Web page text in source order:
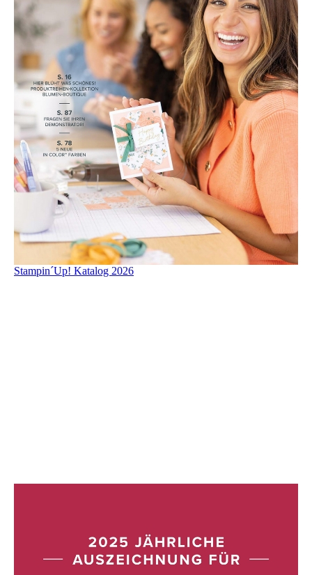
Stampin´Up! Katalog 2026